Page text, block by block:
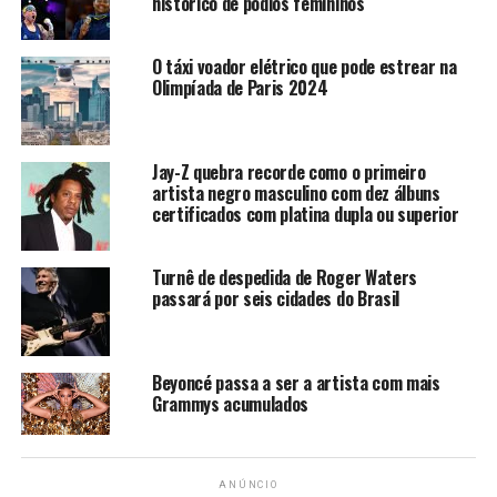
pensar em Beyoncé redefinindo R&B em pleno 2013?
Por favor! E, claro, com todos os dedinhos do marido e
produtor Jay-Z!
Fonte: PapelPop
TÓPICOS RELACIONADOS:
PARIS
TURNÊ
A SEGUIR
Oito minutos de clipe sobre o amor de um casal em
“Mirrors”, de Justin Timberlake
NÃO PERCA
Madonna lançará DVD em maio
redacao
O táxi voador elétrico que pode estrear na
Olimpíada de Paris 2024
Jay-Z quebra recorde como o primeiro
artista negro masculino com dez álbuns
certificados com platina dupla ou superior
Turnê de despedida de Roger Waters
passará por seis cidades do Brasil
Beyoncé passa a ser a artista com mais
Grammys acumulados
ANÚNCIO